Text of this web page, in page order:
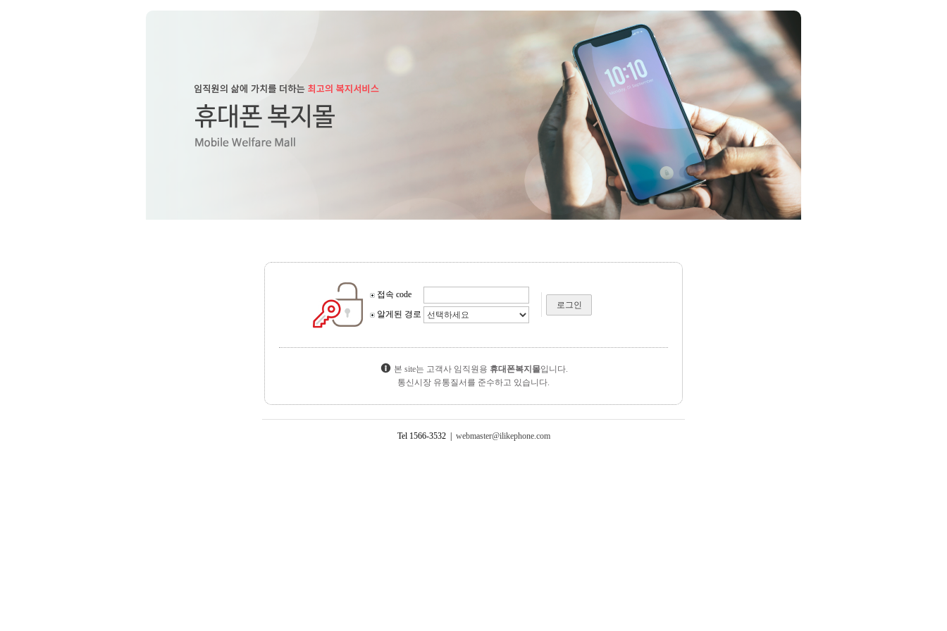
접속 code
로그인
알게된 경로
본 site는 고객사 임직원용 휴대폰복지몰입니다.
통신시장 유통질서를 준수하고 있습니다.
Tel 1566-3532 | webmaster@ilikephone.com